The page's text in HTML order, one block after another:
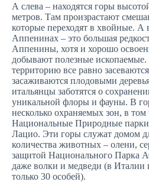
А слева – находятся горы
метров. Там произрастают
которые переходят в хвойные. А
Аппенинах – это большая
Аппенины, хотя и хорошо
добывают полезные ископаемые.
территорию все равно
засаживаются плодовыми
итальянцы заботятся о
уникальной флоры и фауны. В
несколько охраняемых зон, в том
Национальные Природные
Лацио. Эти горы служат домом
количества животных – олени,
защитой Национального Парка
даже волки и медведи (в Италии
только 30 особей).